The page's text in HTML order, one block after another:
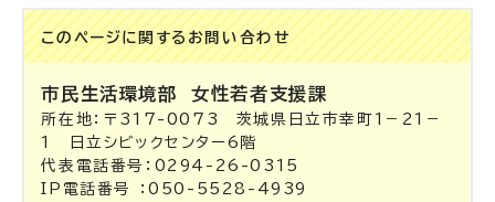
このページに関する お問い合わせ
市民生活環境部女性若者支援課
所在地：〒317-0073 茨城県日立市幸町1－21－
1 日立シビックセンター6階
代表電話番号：0294-26-0315
IP電話番号 ：050-5528-4939